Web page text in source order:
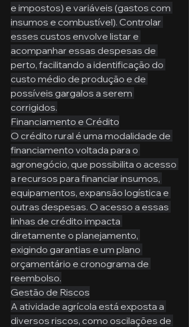
e impostos) e variáveis (gastos com
insumos e combustível). Controlar
esses custos envolve listar e
acompanhar essas despesas de
perto, facilitando a identificação do
custo médio de produção e de
possíveis gargalos a serem
corrigidos.
Financiamento e Crédito
O crédito rural é uma modalidade de
financiamento voltada para o
agronegócio, que possibilita o acesso
a recursos para financiar insumos,
equipamentos, expansão logística e
outras despesas. O acesso a essas
linhas de crédito impacta
diretamente o planejamento,
exigindo garantias e um plano
orçamentário e cronograma de
reembolso.
Gestão de Riscos
A atividade agrícola está exposta a
diversos riscos, como oscilações de